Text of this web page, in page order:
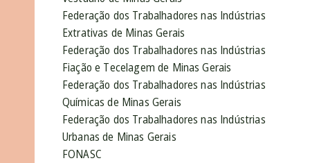
Federação dos Trabalhadores nas Indústrias
Extrativas de Minas Gerais
Federação dos Trabalhadores nas Indústrias
Fiação e Tecelagem de Minas Gerais
Federação dos Trabalhadores nas Indústrias
Químicas de Minas Gerais
Federação dos Trabalhadores nas Indústrias
Urbanas de Minas Gerais
FONASC